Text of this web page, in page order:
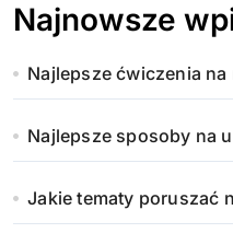
Najnowsze
Najlepsze ćwiczenia
Najlepsze sposoby na
Jakie tematy poruszać